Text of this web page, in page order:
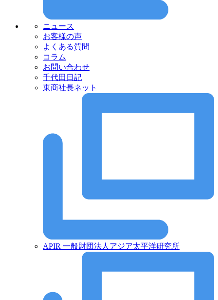
ニュース
お客様の声
よくある質問
コラム
お問い合わせ
千代田日記
東商社長ネット
APIR 一般財団法人アジア太平洋研究所